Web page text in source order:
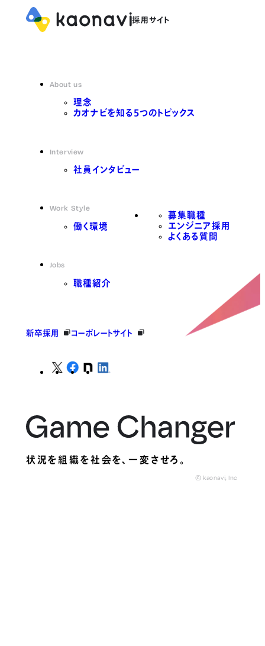
About us
理念
カオナビを知る5つのトピックス
Interview
社員インタビュー
Work Style
働く環境
Jobs
職種紹介
募集職種
エンジニア採用
よくある質問
新卒採用 コーポレートサイト
状況を組織を社会を、一変させろ。
© kaonavi, Inc